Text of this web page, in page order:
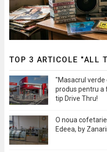
TOP 3 ARTICOLE "ALL
"Masacrul verde
produs pentru a
tip Drive Thru!
O noua
Edeea, by